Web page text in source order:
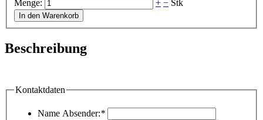
Menge:
+ − Stk
In den Warenkorb
Beschreibung
Kontaktdaten
Name Absender:*